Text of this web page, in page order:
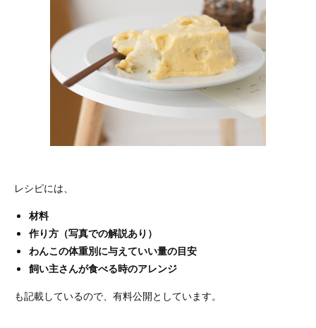
レシピには、
材料
作り方（写真での解説あり）
わんこの体重別に与えていい量の目安
飼い主さんが食べる時のアレンジ
も記載しているので、有料公開としています。